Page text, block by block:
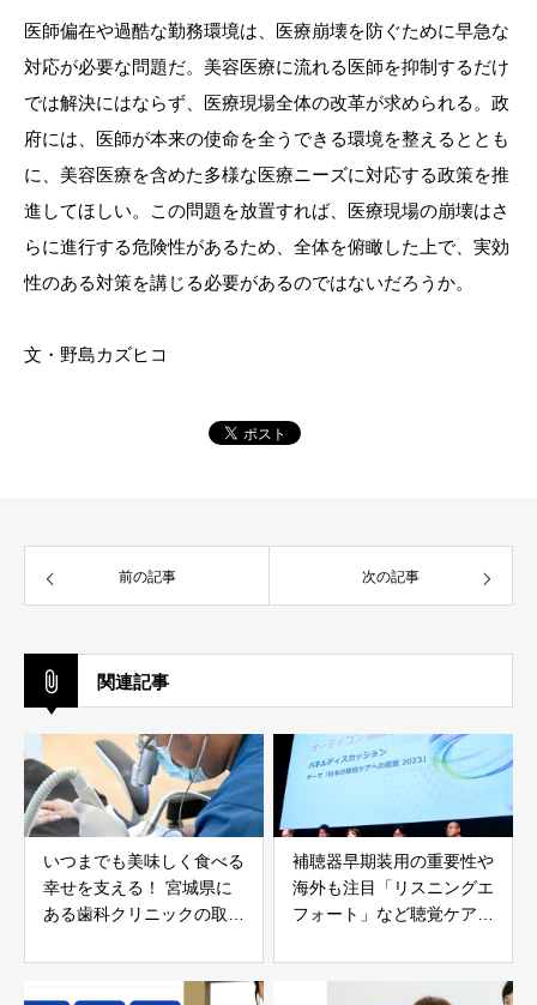
医師偏在や過酷な勤務環境は、医療崩壊を防ぐために早急な
対応が必要な問題だ。美容医療に流れる医師を抑制するだけ
では解決にはならず、医療現場全体の改革が求められる。政
府には、医師が本来の使命を全うできる環境を整えるととも
に、美容医療を含めた多様な医療ニーズに対応する政策を推
進してほしい。この問題を放置すれば、医療現場の崩壊はさ
らに進行する危険性があるため、全体を俯瞰した上で、実効
性のある対策を講じる必要があるのではないだろうか。
文・野島カズヒコ
前の記事 次の記事
関連記事
いつまでも美味しく食べる
幸せを支える！ 宮城県に
ある歯科クリニックの取り
補聴器早期装用の重要性や
海外も注目「リスニングエ
フォート」など聴覚ケアの
ジーについてのシンポジウ